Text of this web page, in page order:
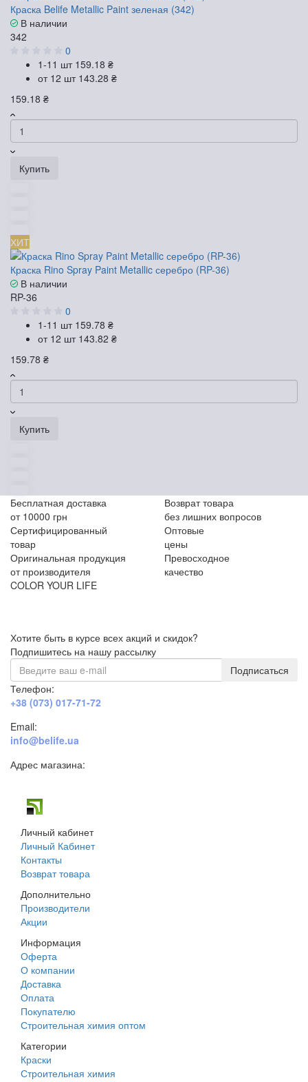
Краска Belife Metallic Paint зеленая (342)
В наличии
342
0
1-11 шт 159.18 ₴
от 12 шт 143.28 ₴
159.18 ₴
Купить
ХИТ
Краска Rino Spray Paint Metallic серебро (RP-36)
В наличии
RP-36
0
1-11 шт 159.78 ₴
от 12 шт 143.82 ₴
159.78 ₴
Купить
Бесплатная доставка
от 10000 грн
Возврат товара
без лишних вопросов
Сертифицированный
товар
Оптовые
цены
Оригинальная продукция
от производителя
Превосходное
качество
COLOR YOUR LIFE
Хотите быть в курсе всех акций и скидок?
Подпишитесь на нашу рассылку
Подписаться
Телефон:
+38 (073) 017-71-72
Email:
info@belife.ua
Адрес магазина:
Личный кабинет
Личный Кабинет
Контакты
Возврат товара
Дополнительно
Производители
Акции
Информация
Оферта
О компании
Доставка
Оплата
Покупателю
Строительная химия оптом
Категории
Краски
Строительная химия